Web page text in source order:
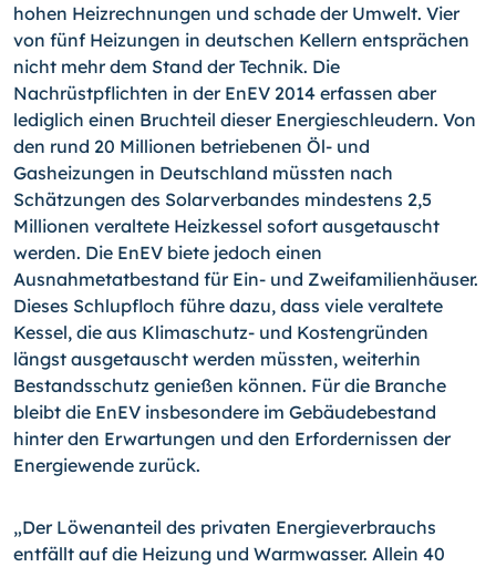
hohen Heizrechnungen und schade der Umwelt. Vier
von fünf Heizungen in deutschen Kellern entsprächen
nicht mehr dem Stand der Technik. Die
Nachrüstpflichten in der EnEV 2014 erfassen aber
lediglich einen Bruchteil dieser Energieschleudern. Von
den rund 20 Millionen betriebenen Öl- und
Gasheizungen in Deutschland müssten nach
Schätzungen des Solarverbandes mindestens 2,5
Millionen veraltete Heizkessel sofort ausgetauscht
werden. Die EnEV biete jedoch einen
Ausnahmetatbestand für Ein- und Zweifamilienhäuser.
Dieses Schlupfloch führe dazu, dass viele veraltete
Kessel, die aus Klimaschutz- und Kostengründen
längst ausgetauscht werden müssten, weiterhin
Bestandsschutz genießen können. Für die Branche
bleibt die EnEV insbesondere im Gebäudebestand
hinter den Erwartungen und den Erfordernissen der
Energiewende zurück.
„Der Löwenanteil des privaten Energieverbrauchs
entfällt auf die Heizung und Warmwasser. Allein 40